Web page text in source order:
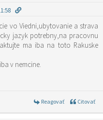
vo Viedni,ubytovanie a strava
jazyk potrebny,na pracovnu
ma iba na toto Rakuske
v nemcine.
Reagovať Citovať